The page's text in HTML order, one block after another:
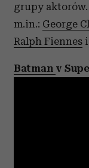
grupy
m.in.: George
Ralph Fiennes i
Batman v